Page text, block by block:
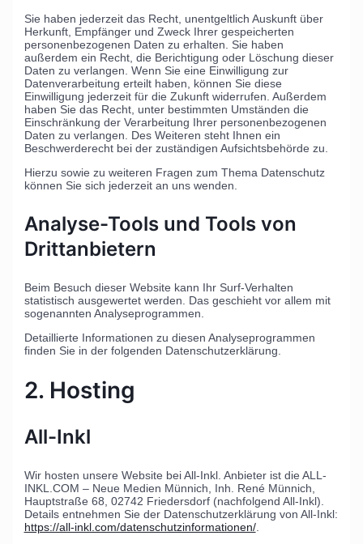
Sie haben jederzeit das Recht, unentgeltlich Auskunft über
Herkunft, Empfänger und Zweck Ihrer gespeicherten
personenbezogenen Daten zu erhalten. Sie haben
außerdem ein Recht, die Berichtigung oder Löschung dieser
Daten zu verlangen. Wenn Sie eine Einwilligung zur
Datenverarbeitung erteilt haben, können Sie diese
Einwilligung jederzeit für die Zukunft widerrufen. Außerdem
haben Sie das Recht, unter bestimmten Umständen die
Einschränkung der Verarbeitung Ihrer personenbezogenen
Daten zu verlangen. Des Weiteren steht Ihnen ein
Beschwerderecht bei der zuständigen Aufsichtsbehörde zu.
Hierzu sowie zu weiteren Fragen zum Thema Datenschutz
können Sie sich jederzeit an uns wenden.
Analyse-Tools und Tools von
Dritt­anbietern
Beim Besuch dieser Website kann Ihr Surf-Verhalten
statistisch ausgewertet werden. Das geschieht vor allem mit
sogenannten Analyseprogrammen.
Detaillierte Informationen zu diesen Analyseprogrammen
finden Sie in der folgenden Datenschutzerklärung.
2. Hosting
All-Inkl
Wir hosten unsere Website bei All-Inkl. Anbieter ist die ALL-
INKL.COM – Neue Medien Münnich, Inh. René Münnich,
Hauptstraße 68, 02742 Friedersdorf (nachfolgend All-Inkl).
Details entnehmen Sie der Datenschutzerklärung von All-Inkl:
https://all-inkl.com/datenschutzinformationen/.